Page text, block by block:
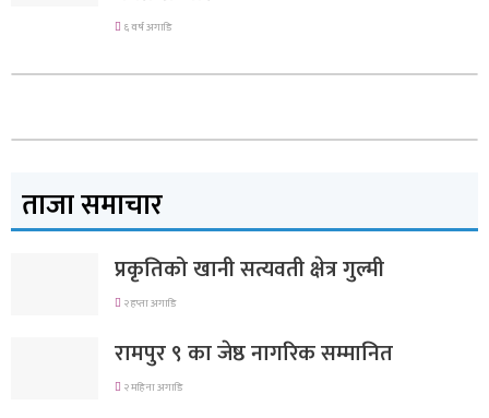
६ वर्ष अगाडि
ताजा समाचार
प्रकृतिको खानी सत्यवती क्षेत्र गुल्मी
२ हप्ता अगाडि
रामपुर ९ का जेष्ठ नागरिक सम्मानित
२ महिना अगाडि